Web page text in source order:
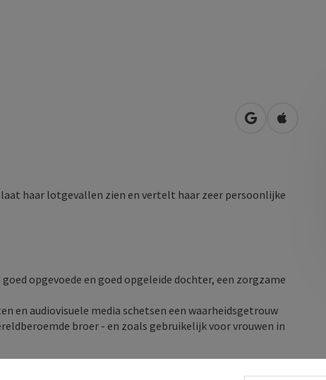
Openen inOpenen
haar lotgevallen zien en vertelt haar zeer persoonlijke
opgevoede en goed opgeleide dochter, een zorgzame
en audiovisuele media schetsen een waarheidsgetrouw
broer - en zoals gebruikelijk voor vrouwen in